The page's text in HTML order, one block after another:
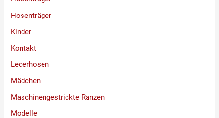
Hosenträger
Kinder
Kontakt
Lederhosen
Mädchen
Maschinengestrickte Ranzen
Modelle